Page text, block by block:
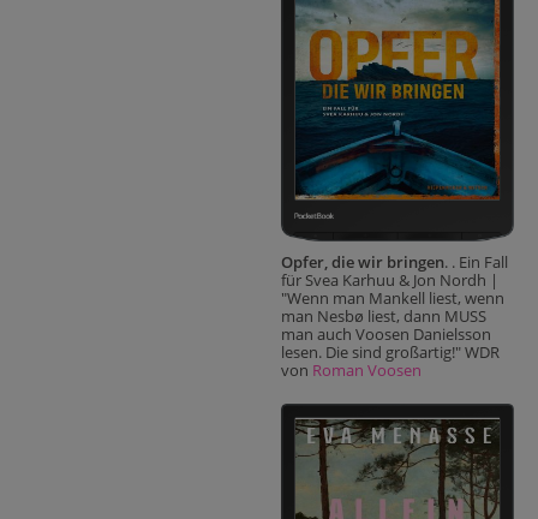
Opfer, die wir bringen. . Ein Fall
für Svea Karhuu & Jon Nordh |
"Wenn man Mankell liest, wenn
man Nesbø liest, dann MUSS
man auch Voosen Danielsson
lesen. Die sind großartig!" WDR
von Roman Voosen